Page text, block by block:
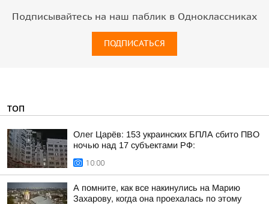
Подписывайтесь на наш паблик в Одноклассниках
ПОДПИСАТЬСЯ
ТОП
Олег Царёв: 153 украинских БПЛА сбито ПВО
ночью над 17 субъектами РФ:
10:00
А помните, как все накинулись на Марию
Захарову, когда она проехалась по этому